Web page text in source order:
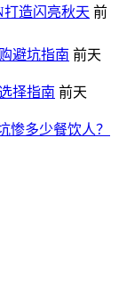
造闪亮秋天 前
避坑指南 前天
择指南 前天
惨多少餐饮人？